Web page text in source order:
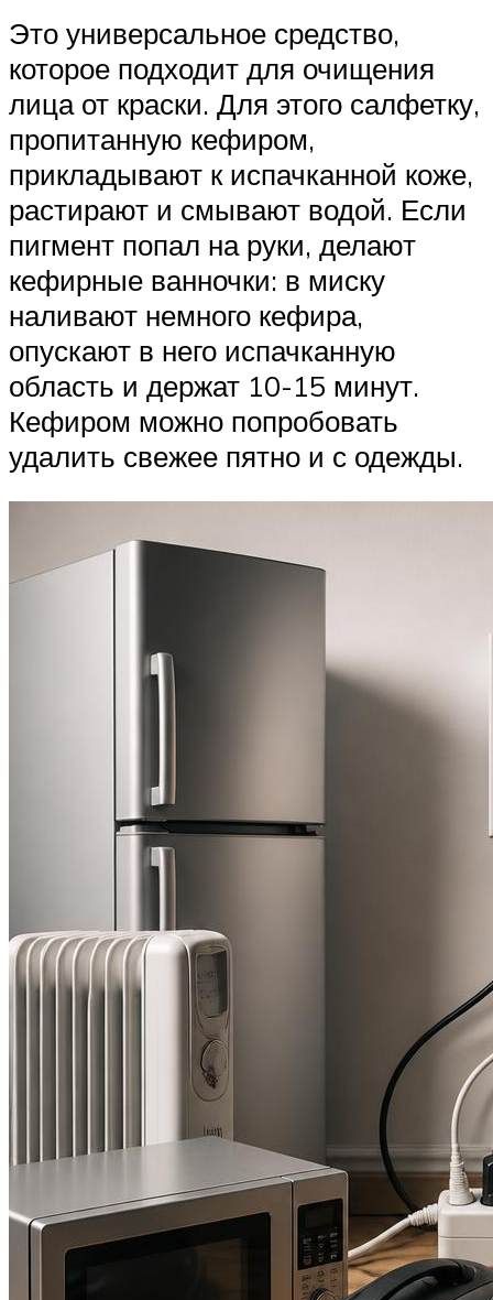
Это универсальное средство,
которое подходит для очищения
лица от краски. Для этого салфетку,
пропитанную кефиром,
прикладывают к испачканной коже,
растирают и смывают водой. Если
пигмент попал на руки, делают
кефирные ванночки: в миску
наливают немного кефира,
опускают в него испачканную
область и держат 10-15 минут.
Кефиром можно попробовать
удалить свежее пятно и с одежды.